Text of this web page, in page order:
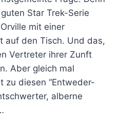
Star Trek-Serie
mit einer
auf den Tisch. Und das,
Vertreter ihrer Zunft
Aber gleich mal
zu diesen “Entweder-
alberne